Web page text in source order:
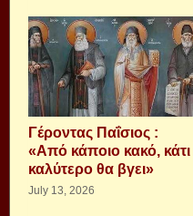
Γέροντας Παΐσιος :
«Από κάποιο κακό, κάτι
καλύτερο θα βγει»
July 13, 2026